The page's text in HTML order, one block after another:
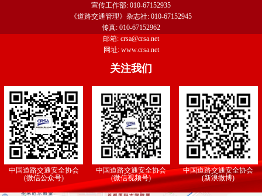
宣传工作部: 010-67152935
《道路交通管理》杂志社: 010-67152945
传真: 010-67152962
邮箱: crsa@crsa.net
网址: www.crsa.net
关注我们
中国道路交通安全协会
(微信公众号)
中国道路交通安全协会
(微信视频号)
中国道路交通安全协会
(新浪微博)